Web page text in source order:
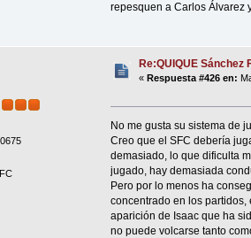
repesquen a Carlos Álvarez
Re:QUIQUE Sánchez
« Respuesta #426 en:
No me gusta su sistema de
Creo que el SFC debería
demasiado, lo que dificulta
jugado, hay demasiada
Pero por lo menos ha
concentrado en los partidos,
aparición de Isaac que ha
no puede volcarse tanto